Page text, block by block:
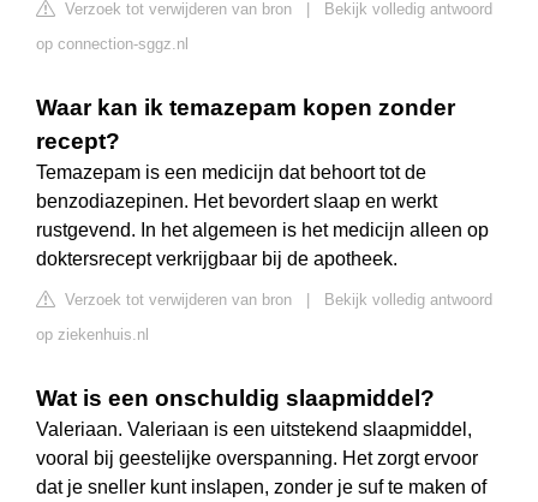
Verzoek tot verwijderen van bron
Bekijk volledig antwoord
op connection-sggz.nl
Waar kan ik temazepam kopen zonder
recept?
Temazepam is een medicijn dat behoort tot de
benzodiazepinen. Het bevordert slaap en werkt
rustgevend. In het algemeen is het medicijn alleen op
doktersrecept verkrijgbaar bij de apotheek.
Verzoek tot verwijderen van bron
Bekijk volledig antwoord
op ziekenhuis.nl
Wat is een onschuldig slaapmiddel?
Valeriaan. Valeriaan is een uitstekend slaapmiddel,
vooral bij geestelijke overspanning. Het zorgt ervoor
dat je sneller kunt inslapen, zonder je suf te maken of